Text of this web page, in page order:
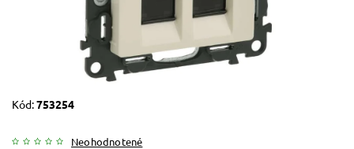
Kód:753254
Neohodnotené